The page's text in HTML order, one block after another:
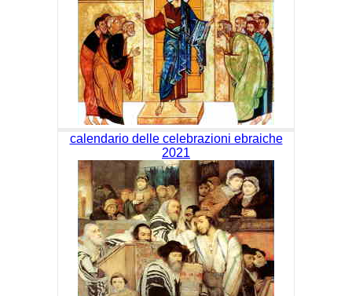
calendario delle celebrazioni ebraiche
2021